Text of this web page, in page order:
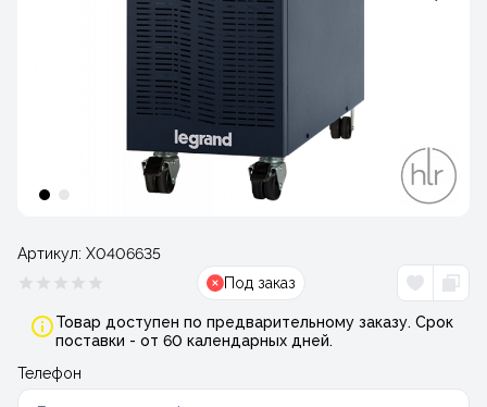
Артикул: Х0406635
Под заказ
Товар доступен по предварительному заказу. Срок
поставки - от 60 календарных дней.
Телефон